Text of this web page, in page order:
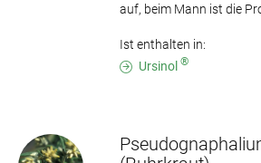
auf, beim Mann ist die
Ist enthalten in:
Ursinol ®